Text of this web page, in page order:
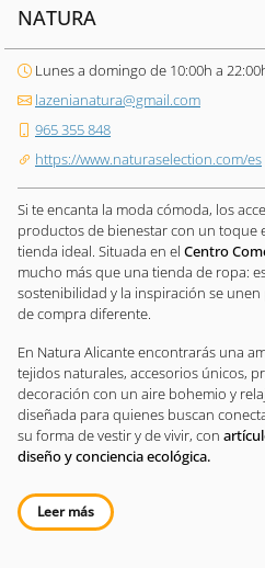
NATURA
Lunes a domingo de 10:00h a
lazenianatura@gmail.com
965 355 848
https://www.naturaselection.com/es
Si te encanta la moda cómoda, los
productos de bienestar con un toque
tienda ideal. Situada en el Centro
mucho más que una tienda de ropa:
sostenibilidad y la inspiración se
de compra diferente.
En Natura Alicante encontrarás una
tejidos naturales, accesorios únicos,
decoración con un aire bohemio y
diseñada para quienes buscan
su forma de vestir y de vivir, con
diseño y conciencia ecológica.
Leer más